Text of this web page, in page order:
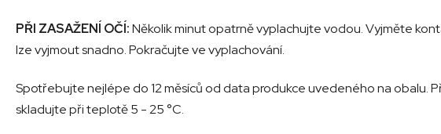
PŘI ZASAŽENÍ OČÍ:Několik minut opatrně vyplachujte vodou. Vyjměte
lze vyjmout snadno. Pokračujte ve vyplachování.
Spotřebujte nejlépe do 12 měsíců od data produkce uvedeného na obalu.
skladujte při teplotě 5 - 25 °C.